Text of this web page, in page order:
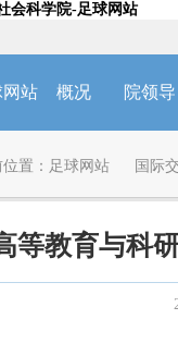
会科学院-足球网站
网站 概况 院领导
置： 足球网站 国际
等教育与科